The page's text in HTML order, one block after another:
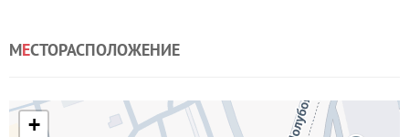
МЕСТОРАСПОЛОЖЕНИЕ
+